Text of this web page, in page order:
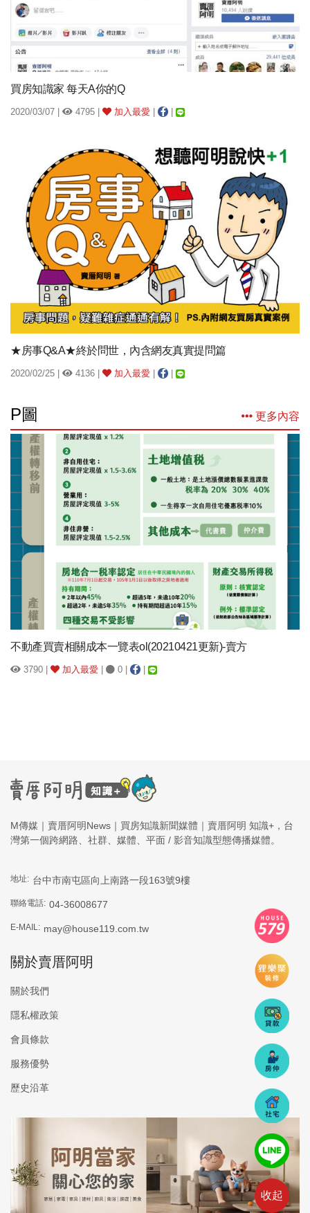
收起
買房知識家 每天A你的Q
2020/03/07 | 4795 | 加入最愛
★房事Q&A★終於問世，內含網友真實提問篇
2020/02/25 | 4136 | 加入最愛
P圖 更多內容
不動產買賣相關成本一覽表ol(20210421更新)-賣方
3790 | 加入最愛 | 0 | |
M傳媒｜賣厝阿明News｜買房知識新聞媒體｜賣厝阿明 知識+，台
灣第一個跨網路、社群、媒體、平面 / 影音知識型態傳播媒體。
地址: 台中市南屯區向上南路一段163號9樓
聯絡電話: 04-36008677
E-MAIL: may@house119.com.tw
關於賣厝阿明
關於我們
隱私權政策
會員條款
服務優勢
歷史沿革